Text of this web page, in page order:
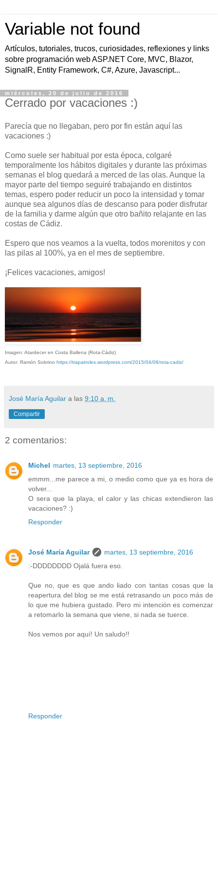
Variable not found
Artículos, tutoriales, trucos, curiosidades, reflexiones y links
sobre programación web ASP.NET Core, MVC, Blazor,
SignalR, Entity Framework, C#, Azure, Javascript...
miércoles, 20 de julio de 2016
Cerrado por vacaciones :)
Parecía que no llegaban, pero por fin están aquí las
vacaciones :)
Como suele ser habitual por esta época, colgaré
temporalmente los hábitos digitales y durante las próximas
semanas el blog quedará a merced de las olas. Aunque la
mayor parte del tiempo seguiré trabajando en distintos
temas, espero poder reducir un poco la intensidad y tomar
aunque sea algunos días de descanso para poder disfrutar
de la familia y darme algún que otro bañito relajante en las
costas de Cádiz.
Espero que nos veamos a la vuelta, todos morenitos y con
las pilas al 100%, ya en el mes de septiembre.
¡Felices vacaciones, amigos!
Imagen: Atardecer en Costa Ballena (Rota-Cádiz)
Autor: Ramón Sobrino https://trapatroles.wordpress.com/2015/04/08/rota-cadiz/
José María Aguilar a las 9:10 a. m.
Compartir
2 comentarios:
Michel martes, 13 septiembre, 2016
emmm...me parece a mi, o medio como que ya es hora de
volver...
O sera que la playa, el calor y las chicas extendieron las
vacaciones? :)
Responder
José María Aguilar
martes, 13 septiembre, 2016
:-DDDDDDDD Ojalá fuera eso.
Que no, que es que ando liado con tantas cosas que la
reapertura del blog se me está retrasando un poco más de
lo que me hubiera gustado. Pero mi intención es comenzar
a retomarlo la semana que viene, si nada se tuerce.
Nos vemos por aquí! Un saludo!!
Responder